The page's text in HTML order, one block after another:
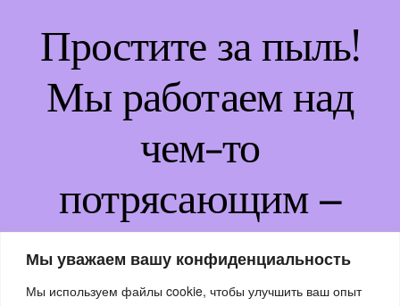
Мы уважаем вашу конфиденциальность
Мы используем файлы cookie, чтобы улучшить ваш опыт
Простите за пыль!
Мы работаем над
чем-то
потрясающим –
возвращайтесь